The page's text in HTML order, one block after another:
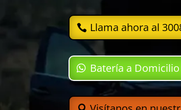
Llama ahora al
Batería a